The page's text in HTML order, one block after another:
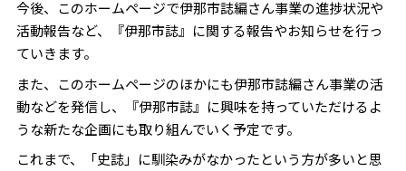
今後、このホームページで伊那市誌編さん事業の進捗状況や
活動報告など、『伊那市誌』に関する報告やお知らせを行っ
ていきます。
また、このホームページのほかにも伊那市誌編さん事業の活
動などを発信し、『伊那市誌』に興味を持っていただけるよ
うな新たな企画にも取り組んでいく予定です。
これまで、「史誌」に馴染みがなかったという方が多いと思